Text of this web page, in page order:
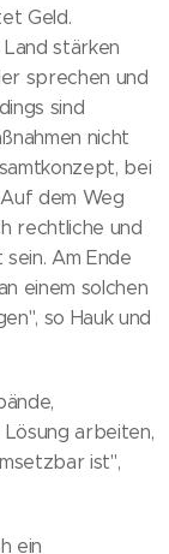
Geld.
stärken
sprechen und
sind
nicht
bei
dem Weg
rechtliche und
Am Ende
einem solchen
so Hauk und
Lösung arbeiten,
ist",
ein